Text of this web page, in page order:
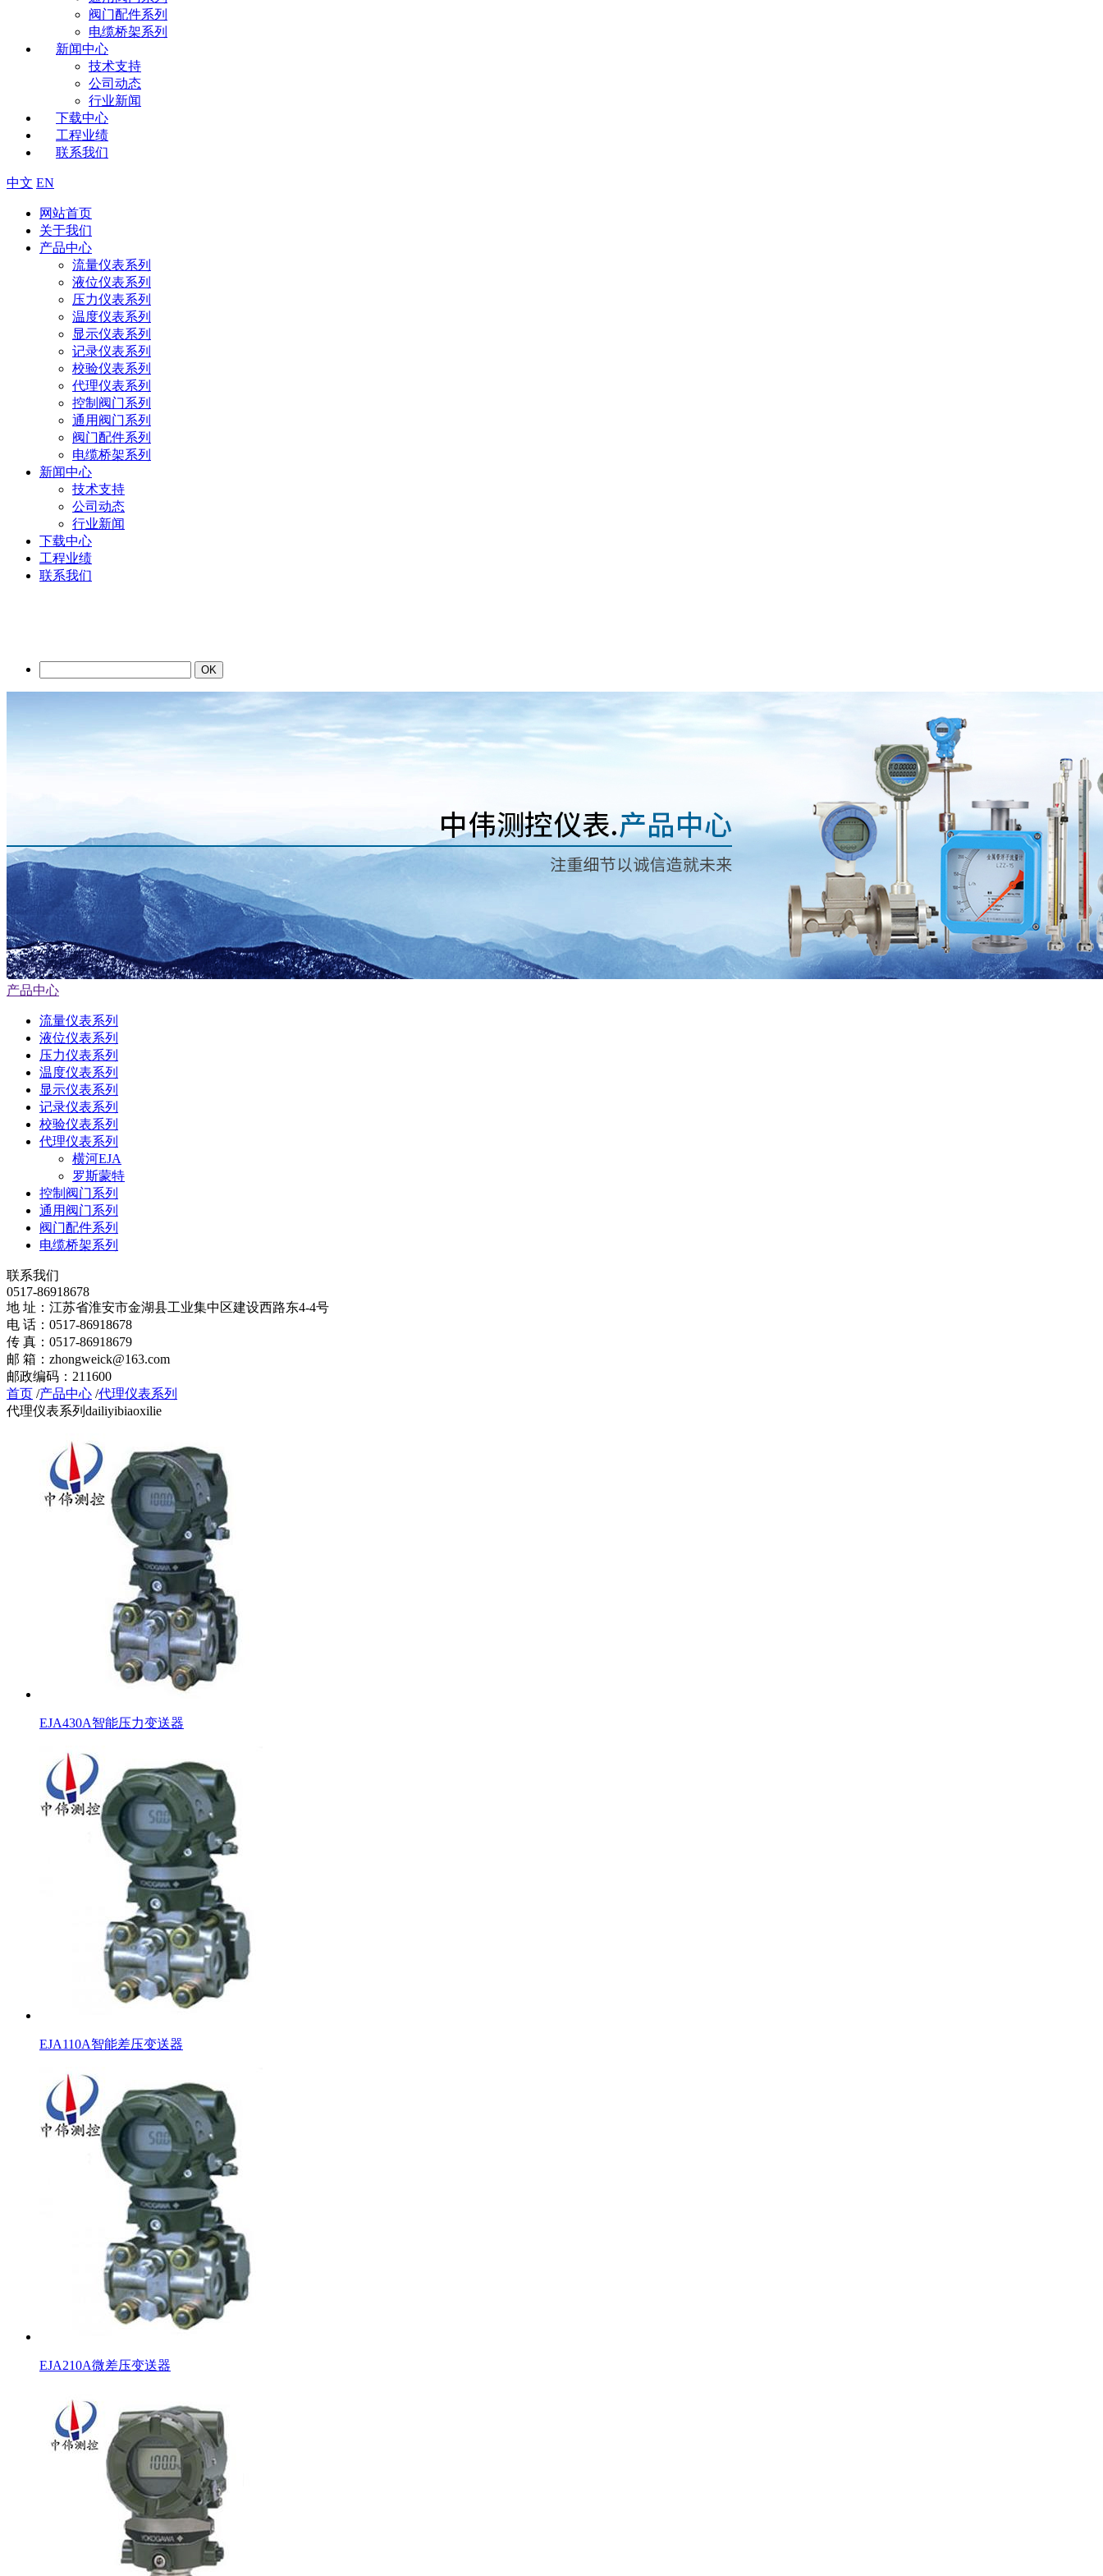
阀门配件系列
电缆桥架系列
新闻中心
技术支持
公司动态
行业新闻
下载中心
工程业绩
联系我们
中文 EN
网站首页
关于我们
产品中心
流量仪表系列
液位仪表系列
压力仪表系列
温度仪表系列
显示仪表系列
记录仪表系列
校验仪表系列
代理仪表系列
控制阀门系列
通用阀门系列
阀门配件系列
电缆桥架系列
新闻中心
技术支持
公司动态
行业新闻
下载中心
工程业绩
联系我们
产品中心
流量仪表系列
液位仪表系列
压力仪表系列
温度仪表系列
显示仪表系列
记录仪表系列
校验仪表系列
代理仪表系列
横河EJA
罗斯蒙特
控制阀门系列
通用阀门系列
阀门配件系列
电缆桥架系列
联系我们
0517-86918678
地 址：江苏省淮安市金湖县工业集中区建设西路东4-4号
电 话：0517-86918678
传 真：0517-86918679
邮 箱：zhongweick@163.com
邮政编码：211600
首页 /产品中心 /代理仪表系列
代理仪表系列 dailiyibiaoxilie
EJA430A智能压力变送器
EJA110A智能差压变送器
EJA210A微差压变送器